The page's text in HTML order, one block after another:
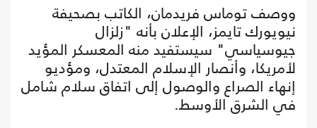
ووصف توماس فريدمان، الكاتب بصحيفة
نيويورك تايمز، الإعلان بأنه "زلزال
جيوسياسي" سيستفيد منه المعسكر المؤيد
لأمريكا، وأنصار الإسلام المعتدل، ومؤديو
إنهاء الصراع والوصول إلى اتفاق سلام شامل
في الشرق الأوسط.